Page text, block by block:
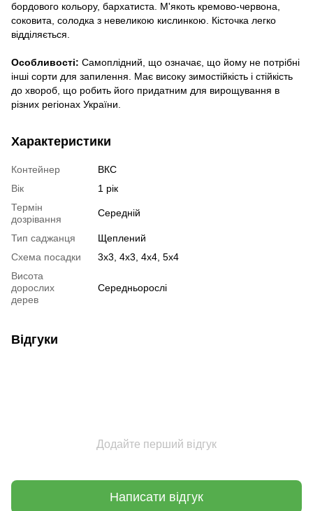
бордового кольору, бархатиста. М'якоть кремово-червона,
соковита, солодка з невеликою кислинкою. Кісточка легко
відділяється.
Особливості: Самоплідний, що означає, що йому не потрібні
інші сорти для запилення. Має високу зимостійкість і стійкість
до хвороб, що робить його придатним для вирощування в
різних регіонах України.
Характеристики
Контейнер
ВКС
Вік
1 рік
Термін
дозрівання
Середній
Тип саджанця
Щеплений
Схема посадки
3х3, 4х3, 4х4, 5х4
Висота
дорослих
дерев
Середньорослі
Відгуки
Додайте перший відгук
Написати відгук